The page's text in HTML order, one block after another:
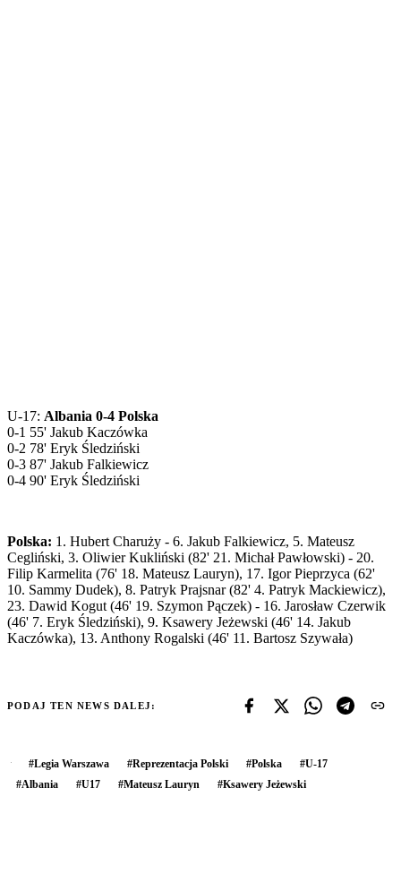
U-17: Albania 0-4 Polska
0-1 55' Jakub Kaczówka
0-2 78' Eryk Śledziński
0-3 87' Jakub Falkiewicz
0-4 90' Eryk Śledziński
Polska: 1. Hubert Charuży - 6. Jakub Falkiewicz, 5. Mateusz
Cegliński, 3. Oliwier Kukliński (82' 21. Michał Pawłowski) - 20.
Filip Karmelita (76' 18. Mateusz Lauryn), 17. Igor Pieprzyca (62'
10. Sammy Dudek), 8. Patryk Prajsnar (82' 4. Patryk Mackiewicz),
23. Dawid Kogut (46' 19. Szymon Pączek) - 16. Jarosław Czerwik
(46' 7. Eryk Śledziński), 9. Ksawery Jeżewski (46' 14. Jakub
Kaczówka), 13. Anthony Rogalski (46' 11. Bartosz Szywała)
PODAJ TEN NEWS DALEJ:
#Legia Warszawa #Reprezentacja Polski #Polska #U-17
#Albania #U17 #Mateusz Lauryn #Ksawery Jeżewski